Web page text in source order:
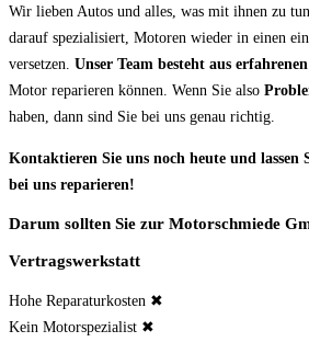
Wir lieben Autos und alles, was mit ihnen zu
darauf spezialisiert, Motoren wieder in einen
versetzen. Unser Team besteht aus
Motor reparieren können. Wenn Sie also
haben, dann sind Sie bei uns genau richtig.
Kontaktieren Sie uns noch heute und
bei uns reparieren!
Darum sollten Sie zur Motorschmiede
Vertragswerkstatt
Hohe Reparaturkosten ✖
Kein Motorspezialist ✖